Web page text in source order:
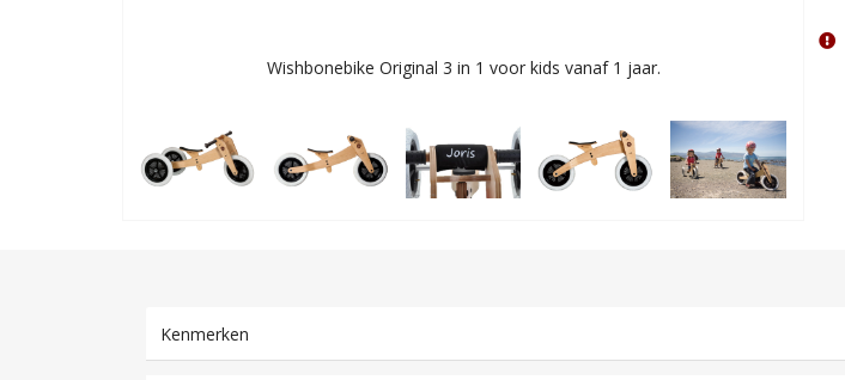
Wishbonebike Original 3 in 1 voor kids vanaf 1 jaar.
Kenmerken